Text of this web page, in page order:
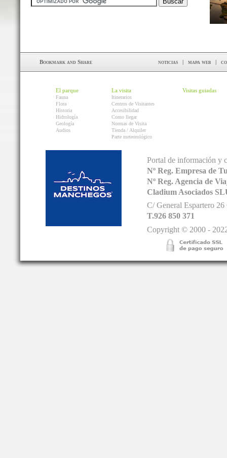
noticias | mapa web |
El parque
Fauna
Flora
Historia
Hidrología
Geología
Audios
La visita
Itinerarios
Centros de Visitantes
Accesibilidad
Como llegar
Normas de Visita
Tienda / Alquiler
Parte meteorológico
Visitas guiadas
Portal de información y
Nº Reg. Empresa de
Nº Reg. Agencia de
Cladium Asociados
C/ General Espartero
T.926 850 371
Copyright © 2000 -